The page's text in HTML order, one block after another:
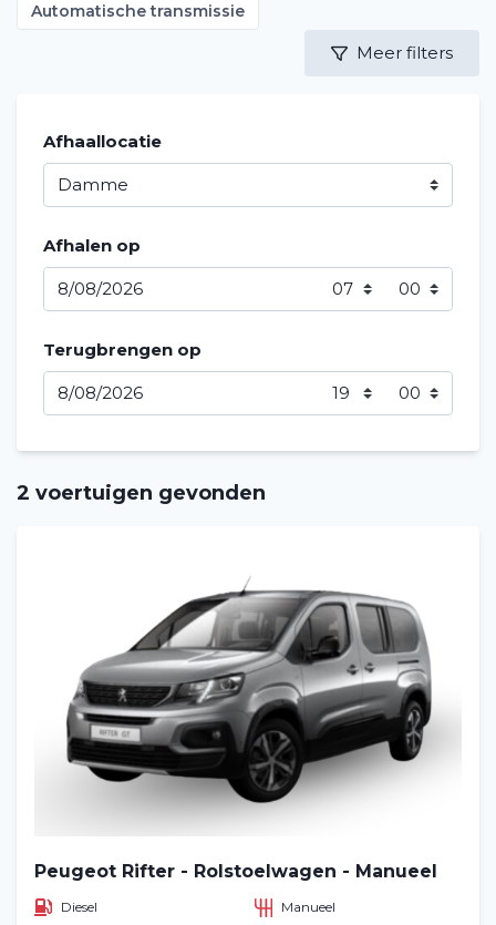
Automatische transmissie
Meer filters
Afhaallocatie
Afhalen op
Terugbrengen op
2 voertuigen gevonden
Peugeot Rifter - Rolstoelwagen - Manueel
Diesel
Manueel